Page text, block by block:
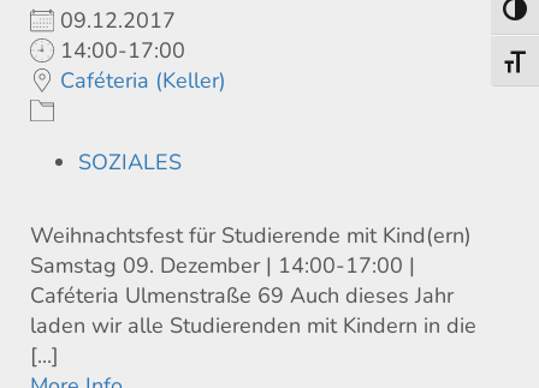
09.12.2017
14:00-17:00
Caféteria (Keller)
SOZIALES
Weihnachtsfest für Studierende mit Kind(ern)
Samstag 09. Dezember | 14:00-17:00 |
Caféteria Ulmenstraße 69 Auch dieses Jahr
laden wir alle Studierenden mit Kindern in die
[...]